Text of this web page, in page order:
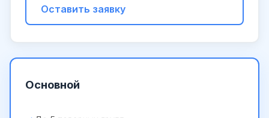
Оставить заявку
Основной